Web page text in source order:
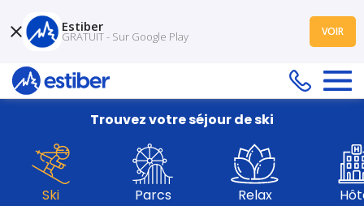
Trouvez votre séjour de ski
Ski Parcs Relax
Estiber
GRATUIT - Sur Google Play VOIR